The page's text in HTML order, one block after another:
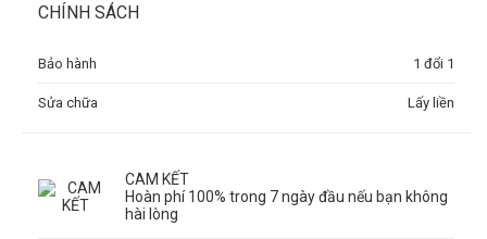
CHÍNH SÁCH
Bảo hành 1 đổi 1
Sửa chữa Lấy liền
CAM KẾT
Hoàn phí 100% trong 7 ngày đầu nếu bạn không
hài lòng